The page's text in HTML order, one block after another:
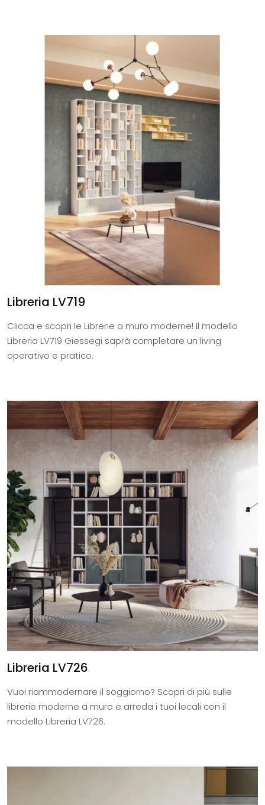
Libreria LV719
Clicca e scopri le Librerie a muro moderne! Il modello
Libreria LV719 Giessegi saprà completare un living
operativo e pratico.
Libreria LV726
Vuoi riammodernare il soggiorno? Scopri di più sulle
librerie moderne a muro e arreda i tuoi locali con il
modello Libreria LV726.